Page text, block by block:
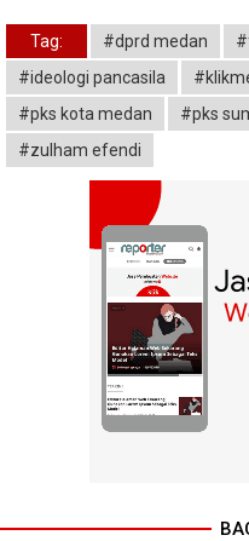
Tag: #dprd medan
#ideologi pancasila
#pks kota medan
#pks
#zulham efendi